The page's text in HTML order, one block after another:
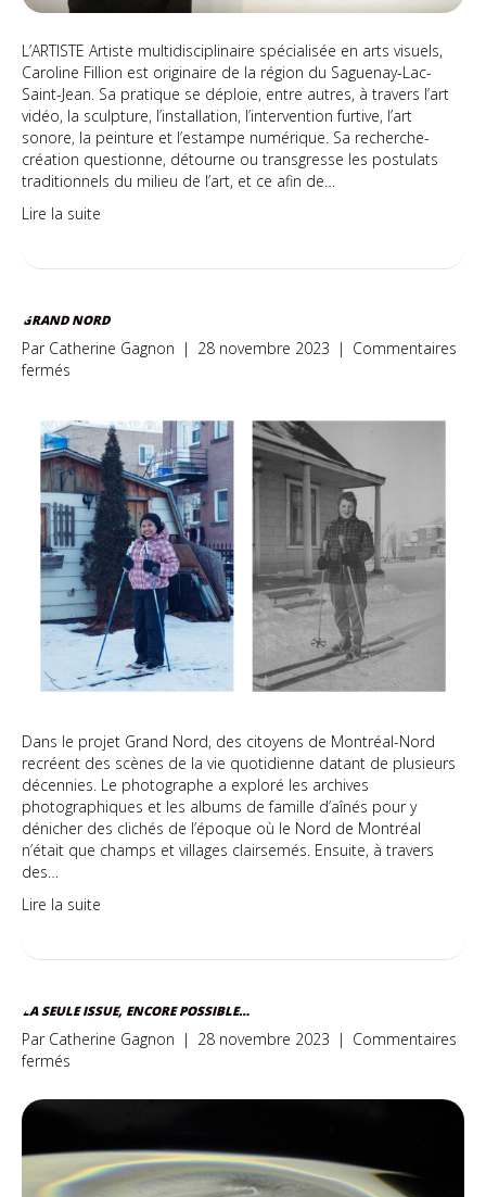
collective)
L’ARTISTE Artiste multidisciplinaire spécialisée en arts visuels,
Caroline Fillion est originaire de la région du Saguenay-Lac-
Saint-Jean. Sa pratique se déploie, entre autres, à travers l’art
vidéo, la sculpture, l’installation, l’intervention furtive, l’art
sonore, la peinture et l’estampe numérique. Sa recherche-
création questionne, détourne ou transgresse les postulats
traditionnels du milieu de l’art, et ce afin de…
Lire la suite
GRAND NORD
Par Catherine Gagnon | 28 novembre 2023 | Commentaires
fermés
Dans le projet Grand Nord, des citoyens de Montréal-Nord
recréent des scènes de la vie quotidienne datant de plusieurs
décennies. Le photographe a exploré les archives
photographiques et les albums de famille d’aînés pour y
dénicher des clichés de l’époque où le Nord de Montréal
n’était que champs et villages clairsemés. Ensuite, à travers
des…
Lire la suite
LA SEULE ISSUE, ENCORE POSSIBLE…
Par Catherine Gagnon | 28 novembre 2023 | Commentaires
fermés
seule
encore
possible…